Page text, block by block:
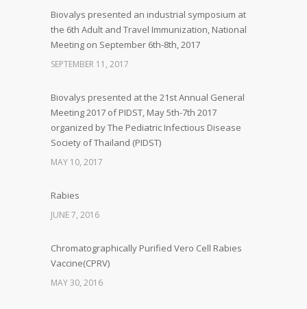
Biovalys presented an industrial symposium at
the 6th Adult and Travel Immunization, National
Meeting on September 6th-8th, 2017
SEPTEMBER 11, 2017
Biovalys presented at the 21st Annual General
Meeting 2017 of PIDST, May 5th-7th 2017
organized by The Pediatric Infectious Disease
Society of Thailand (PIDST)
MAY 10, 2017
Rabies
JUNE 7, 2016
Chromatographically Purified Vero Cell Rabies
Vaccine(CPRV)
MAY 30, 2016